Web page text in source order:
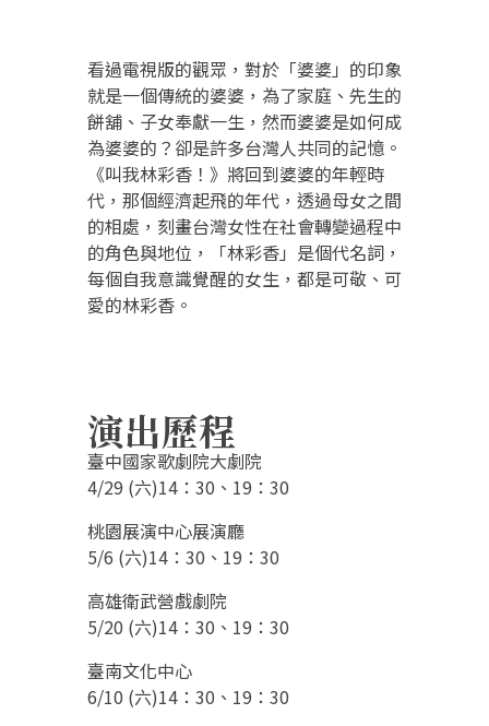
看過電視版的觀眾，對於「婆婆」的印象
就是一個傳統的婆婆，為了家庭、先生的
餅舖、子女奉獻一生，然而婆婆是如何成
為婆婆的？卻是許多台灣人共同的記憶。
《叫我林彩香！》將回到婆婆的年輕時
代，那個經濟起飛的年代，透過母女之間
的相處，刻畫台灣女性在社會轉變過程中
的角色與地位，「林彩香」是個代名詞，
每個自我意識覺醒的女生，都是可敬、可
愛的林彩香。
演出歷程
臺中國家歌劇院大劇院
4/29 (六)14：30、19：30
桃園展演中心展演廳
5/6 (六)14：30、19：30
高雄衛武營戲劇院
5/20 (六)14：30、19：30
臺南文化中心
6/10 (六)14：30、19：30